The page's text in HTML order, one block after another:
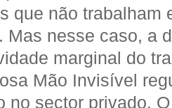
que não trabalham
Mas nesse caso, a
marginal do
Mão Invisível
no sector privado.